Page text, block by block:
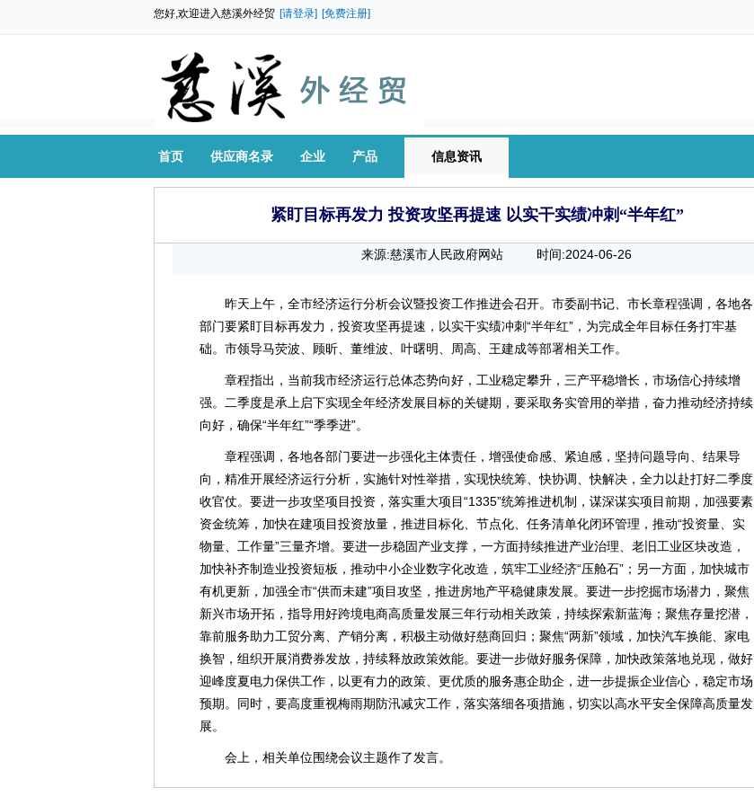
您好,欢迎进入慈溪外经贸 [请登录] [免费注册]
首页 供应商名录 企业 产品 信息资讯
紧盯目标再发力 投资攻坚再提速 以实干实绩冲刺“半年红”
来源:慈溪市人民政府网站
时间:2024-06-26
昨天上午，全市经济运行分析会议暨投资工作推进会召开。市委副书记、市长章程强调，各地各
部门要紧盯目标再发力，投资攻坚再提速，以实干实绩冲刺“半年红”，为完成全年目标任务打牢基
础。市领导马荧波、顾昕、董维波、叶曙明、周高、王建成等部署相关工作。
章程指出，当前我市经济运行总体态势向好，工业稳定攀升，三产平稳增长，市场信心持续增
强。二季度是承上启下实现全年经济发展目标的关键期，要采取务实管用的举措，奋力推动经济持续
向好，确保“半年红”“季季进”。
章程强调，各地各部门要进一步强化主体责任，增强使命感、紧迫感，坚持问题导向、结果导
向，精准开展经济运行分析，实施针对性举措，实现快统筹、快协调、快解决，全力以赴打好二季度
收官仗。要进一步攻坚项目投资，落实重大项目“1335”统筹推进机制，谋深谋实项目前期，加强要素
资金统筹，加快在建项目投资放量，推进目标化、节点化、任务清单化闭环管理，推动“投资量、实
物量、工作量”三量齐增。要进一步稳固产业支撑，一方面持续推进产业治理、老旧工业区块改造，
加快补齐制造业投资短板，推动中小企业数字化改造，筑牢工业经济“压舱石”；另一方面，加快城市
有机更新，加强全市“供而未建”项目攻坚，推进房地产平稳健康发展。要进一步挖掘市场潜力，聚焦
新兴市场开拓，指导用好跨境电商高质量发展三年行动相关政策，持续探索新蓝海；聚焦存量挖潜，
靠前服务助力工贸分离、产销分离，积极主动做好慈商回归；聚焦“两新”领域，加快汽车换能、家电
换智，组织开展消费券发放，持续释放政策效能。要进一步做好服务保障，加快政策落地兑现，做好
迎峰度夏电力保供工作，以更有力的政策、更优质的服务惠企助企，进一步提振企业信心，稳定市场
预期。同时，要高度重视梅雨期防汛减灾工作，落实落细各项措施，切实以高水平安全保障高质量发
展。
会上，相关单位围绕会议主题作了发言。